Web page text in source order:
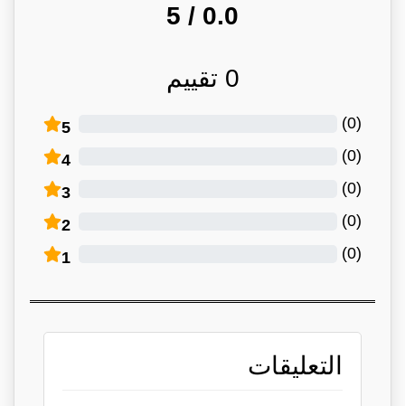
0.0
/ 5
0 تقييم
5 (
0
)
4 (
0
)
3 (
0
)
2 (
0
)
1 (
0
)
التعليقات